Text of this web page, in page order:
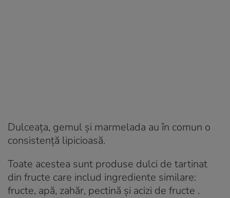
Dulceața, gemul și marmelada au în comun o
consistență lipicioasă.
Toate acestea sunt produse dulci de tartinat
din fructe care includ ingrediente similare:
fructe, apă, zahăr, pectină și acizi de fructe .